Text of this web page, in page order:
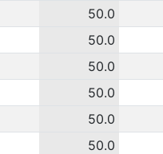
50.0
50.0
50.0
50.0
50.0
50.0